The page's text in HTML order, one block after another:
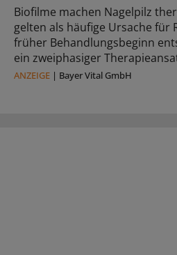
Biofilme machen Nagelpilz
gelten als häufige Ursache für
früher Behandlungsbeginn
ein zweiphasiger
ANZEIGE | Bayer Vital GmbH